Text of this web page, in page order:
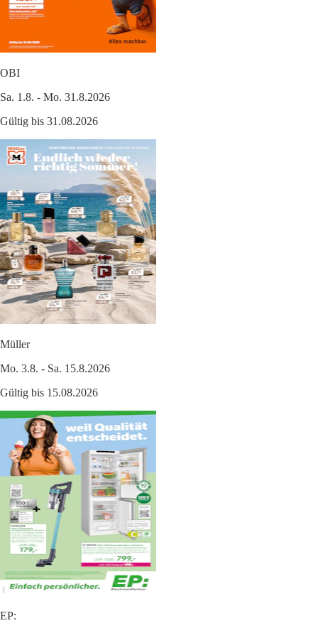
OBI
Sa. 1.8. - Mo. 31.8.2026
Gültig bis 31.08.2026
Müller
Mo. 3.8. - Sa. 15.8.2026
Gültig bis 15.08.2026
EP: